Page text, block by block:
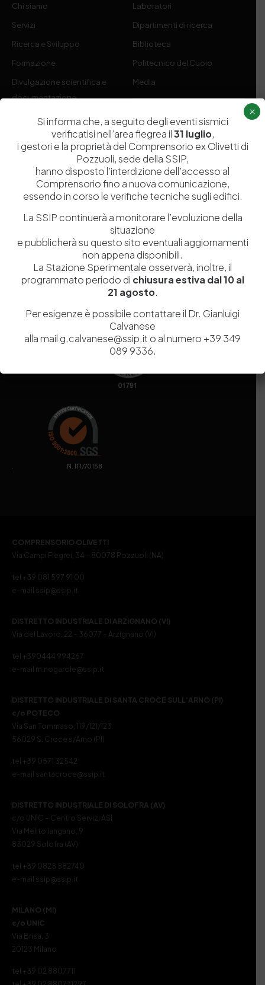
Chi siamo
Servizi
Ricerca e Sviluppo
Formazione
Divulgazione scientifica e
documentazione
Contribuenti
Laboratori
Dipartimenti di ricerca
Biblioteca
Politecnico del Cuoio
Media
Amministrazione Trasparente
Codice fiscale e Partita Iva07936981211
Iscrizione REA
NA 920756
Codice di iscrizione all’Anagrafe Nazionale delle Ricerche del
MIUR 000290_EIRI
Euro9.690.240,00
stazionesperimentaleindustriapelli@legalmail.it
Sede legaleVia Campi Flegrei, 34 – 80078 Pozzuoli (NA) – Tel. +39
. N. IT17/0158
COMPRENSORIO OLIVETTI
Via Campi Flegrei, 34 – 80078 Pozzuoli (NA)
tel +39 081 597 91 00
e-mail ssip@ssip.it
DISTRETTO INDUSTRIALE DI ARZIGNANO (VI)
Via del Lavoro, 22 – 36077 – Arzignano (VI)
tel +390444 994267
e-mail m.nogarole@ssip.it
DISTRETTO INDUSTRIALE DI SANTA CROCE SULL’ARNO (PI)
c/o POTECO
Via San Tommaso, 119/121/123
56029 S. Croce s/Arno (PI)
tel +39 0571 32542
e-mail santacroce@ssip.it
DISTRETTO INDUSTRIALE DI SOLOFRA (AV)
c/o UNIC – Centro Servizi ASI
Via Melito Iangano, 9
83029 Solofra (AV)
tel +39 0825 582740
e-mail ssip@ssip.it
MILANO (MI)
c/o UNIC
Via Brisa, 3
20123 Milano
tel +39 02 8807711
Si informa che, a seguito degli eventi sismici
verificatisi nell’area flegrea il31 luglio,
i gestori e la proprietà del Comprensorio ex Olivetti di
Pozzuoli, sede della SSIP,
hanno disposto l’interdizione dell’accesso al
Comprensorio fino a nuova comunicazione,
essendo in corso le verifiche tecniche sugli edifici.
La SSIP continuerà a monitorare l’evoluzione della
situazione
e pubblicherà su questo sito eventuali aggiornamenti
non appena disponibili.
La Stazione Sperimentale osserverà, inoltre, il
programmato periodo di chiusura estiva dal 10 al
21 agosto.
Per esigenze è possibile contattare il Dr. Gianluigi
Calvanese
alla mail g.calvanese@ssip.it o al numero +39 349
089 9336.
×